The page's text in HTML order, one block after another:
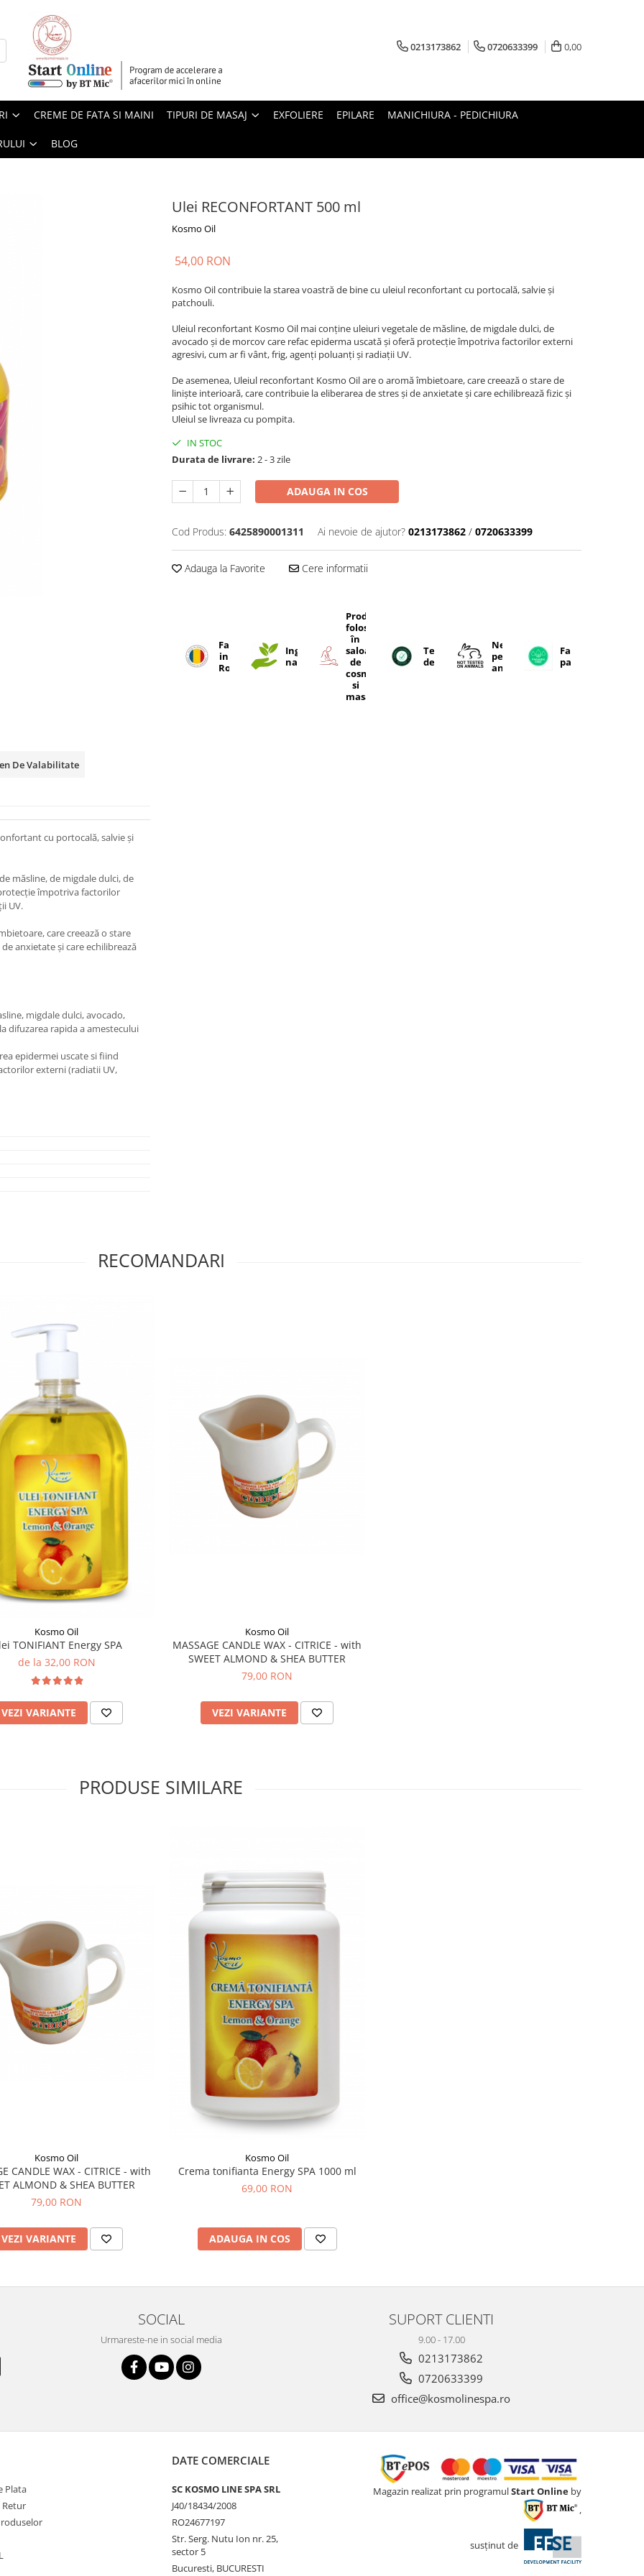
0213173862 0720633399 0,00
CREME DE FATA SI MAINI TIPURI DE MASAJ EXFOLIERE EPILARE MANICHIURA - PEDICHIURA
BLOG
Ulei RECONFORTANT 500 ml
Kosmo Oil
54,00 RON
Kosmo Oil contribuie la starea voastră de bine cu uleiul reconfortant cu portocală, salvie și
patchouli.
Uleiul reconfortant Kosmo Oil mai conține uleiuri vegetale de măsline, de migdale dulci, de
avocado și de morcov care refac epiderma uscată și oferă protecție împotriva factorilor externi
agresivi, cum ar fi vânt, frig, agenți poluanți și radiații UV.
De asemenea, Uleiul reconfortant Kosmo Oil are o aromă îmbietoare, care creează o stare de
liniște interioară, care contribuie la eliberarea de stres și de anxietate și care echilibrează fizic și
psihic tot organismul.
Uleiul se livreaza cu pompita.
IN STOC
Durata de livrare: 2 - 3 zile
ADAUGA IN COS
Cod Produs: 6425890001311 Ai nevoie de ajutor? 0213173862 / 0720633399
Adauga la Favorite Cere informatii
Fabricat
in
Romania
Ingrediente
naturale
Produse
folosite
în
saloanele
de
cosmetică
si
masaj
Testat
dermatologic
Netestate
pe
animale
Fara
parabeni
De Valabilitate
cu portocală, salvie și
măsline, de migdale dulci, de
împotriva factorilor
UV.
care creează o stare
anxietate și care echilibrează
migdale dulci, avocado,
difuzarea rapida a amestecului
epidermei uscate si fiind
externi (radiatii UV,
RECOMANDARI
Kosmo Oil
TONIFIANT Energy SPA
de la 32,00 RON
VEZI VARIANTE
Kosmo Oil
MASSAGE CANDLE WAX - CITRICE - with
SWEET ALMOND & SHEA BUTTER
79,00 RON
VEZI VARIANTE
PRODUSE SIMILARE
Kosmo Oil
CANDLE WAX - CITRICE - with
ALMOND & SHEA BUTTER
79,00 RON
VEZI VARIANTE
Kosmo Oil
Crema tonifianta Energy SPA 1000 ml
69,00 RON
ADAUGA IN COS
SOCIAL
Urmareste-ne in social media
SUPORT CLIENTI
9.00 - 17.00
0213173862
0720633399
office@kosmolinespa.ro
Plata
Retur
DATE COMERCIALE
SC KOSMO LINE SPA SRL
J40/18434/2008
RO24677197
Str. Serg. Nutu Ion nr. 25,
sector 5
Bucuresti, BUCURESTI
Magazin realizat prin programulStart Online by
,
susținut de